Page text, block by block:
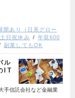
開あり（日系グロー
土日祝休み
年収600
副業してもOK
ル
IT
手信託会社など金融業